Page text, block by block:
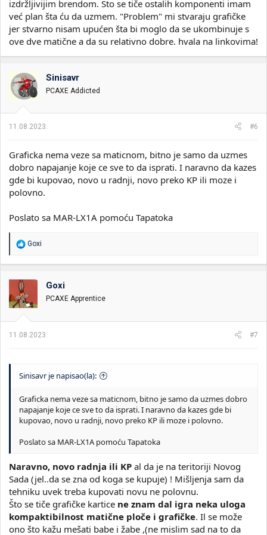
izdržljivijim brendom. Što se tiče ostalih komponenti imam
već plan šta ću da uzmem. "Problem" mi stvaraju grafičke
jer stvarno nisam upućen šta bi moglo da se ukombinuje s
ove dve matične a da su relativno dobre. hvala na linkovima!
Sinisavr
PCAXE Addicted
11.08.2023. #6
Graficka nema veze sa maticnom, bitno je samo da uzmes
dobro napajanje koje ce sve to da isprati. I naravno da kazes
gde bi kupovao, novo u radnji, novo preko KP ili moze i
polovno.
Poslato sa MAR-LX1A pomoću Tapatoka
R
a
o
a
n
:
Goxi
Goxi
PCAXE Apprentice
11.08.2023. #7
Sinisavr je napisao(la):
Graficka nema veze sa maticnom, bitno je samo da uzmes dobro
napajanje koje ce sve to da isprati. I naravno da kazes gde bi
kupovao, novo u radnji, novo preko KP ili moze i polovno.
Poslato sa MAR-LX1A pomoću Tapatoka
Naravno, novo radnja ili KP al da je na teritoriji Novog
Sada (jel..da se zna od koga se kupuje) ! Mišljenja sam da
tehniku uvek treba kupovati novu ne polovnu.
Što se tiče grafičke kartice ne znam dal igra neka uloga
kompaktibilnost matične ploče i grafičke. Il se može
ono što kažu mešati babe i žabe ,(ne mislim sad na to da